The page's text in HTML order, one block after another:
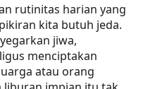
rutinitas harian yang
kita butuh jeda.
jiwa,
menciptakan
atau orang